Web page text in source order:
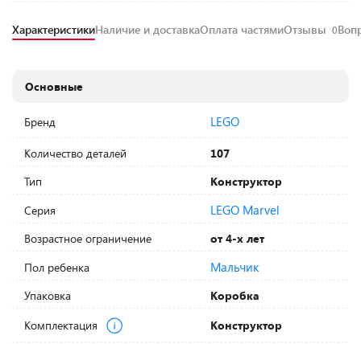
ХарактеристикиНаличие и доставкаОплата частямиОтзывы 0
Основные
Бренд LEGO
Количество деталей
107
Тип
Конструктор
Серия
LEGO Marvel
Возрастное ограничение
от 4-х лет
Пол ребенка
Мальчик
Упаковка
Коробка
Комплектация
Конструктор